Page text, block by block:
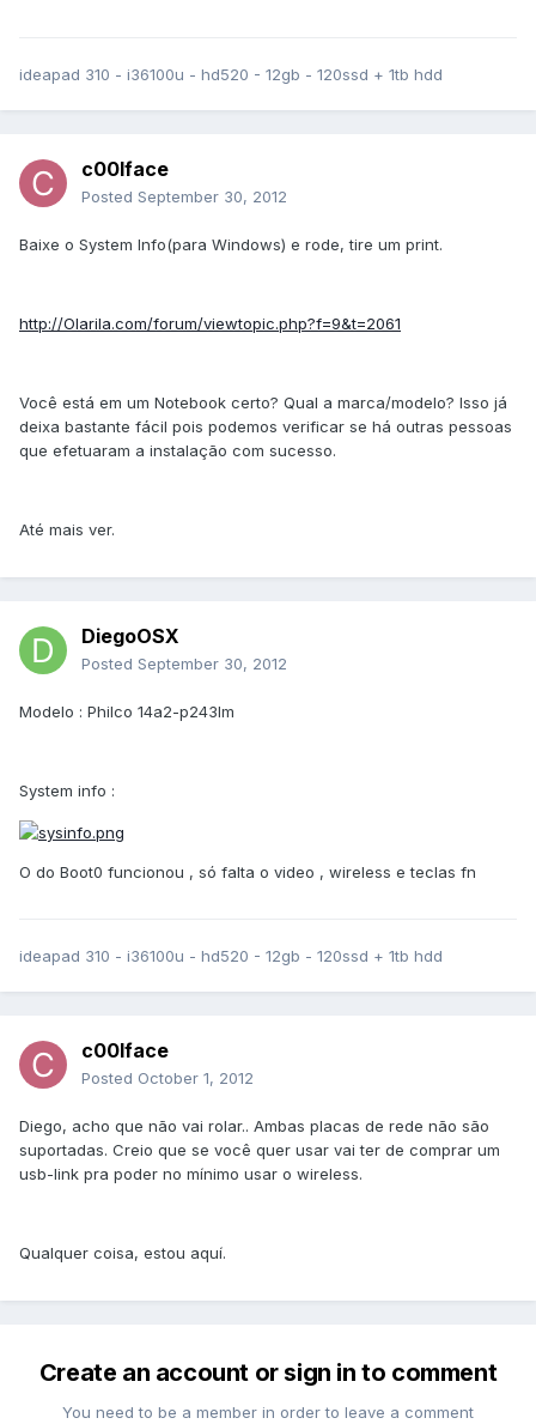
ideapad 310 - i36100u - hd520 - 12gb - 120ssd + 1tb hdd
c00lface
Posted September 30, 2012
Baixe o System Info(para Windows) e rode, tire um print.
http://Olarila.com/forum/viewtopic.php?f=9&t=2061
Você está em um Notebook certo? Qual a marca/modelo? Isso já
deixa bastante fácil pois podemos verificar se há outras pessoas
que efetuaram a instalação com sucesso.
Até mais ver.
DiegoOSX
Posted September 30, 2012
Modelo : Philco 14a2-p243lm
System info :
O do Boot0 funcionou , só falta o video , wireless e teclas fn
ideapad 310 - i36100u - hd520 - 12gb - 120ssd + 1tb hdd
c00lface
Posted October 1, 2012
Diego, acho que não vai rolar.. Ambas placas de rede não são
suportadas. Creio que se você quer usar vai ter de comprar um
usb-link pra poder no mínimo usar o wireless.
Qualquer coisa, estou aquí.
Create an account or sign in to comment
You need to be a member in order to leave a comment